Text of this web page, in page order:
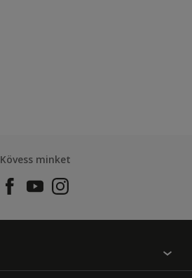
Kövess minket